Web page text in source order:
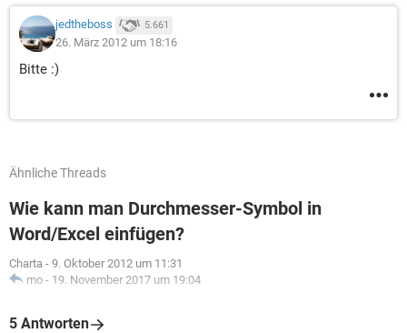
jedtheboss 5.661
26. März 2012 um 18:16
Bitte :)
Ähnliche Threads
Wie kann man Durchmesser-Symbol in
Word/Excel einfügen?
Charta - 9. Oktober 2012 um 11:31
mo - 19. November 2017 um 19:04
5 Antworten